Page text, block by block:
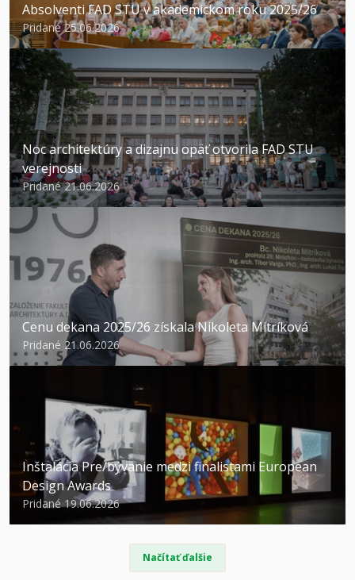
Absolventi FAD STU v akademickom roku 2025/26
Pridané 25.06.2026
Noc architektúry a dizajnu opäť otvorila FAD STU
verejnosti
Pridané 21.06.2026
Cenu dekana 2025/26 získala Nikoleta Mitríková
Pridané 21.06.2026
Inštalácia Pre/bývanie medzi finalistami European
Design Awards
Pridané 19.06.2026
Načítať ďalšie